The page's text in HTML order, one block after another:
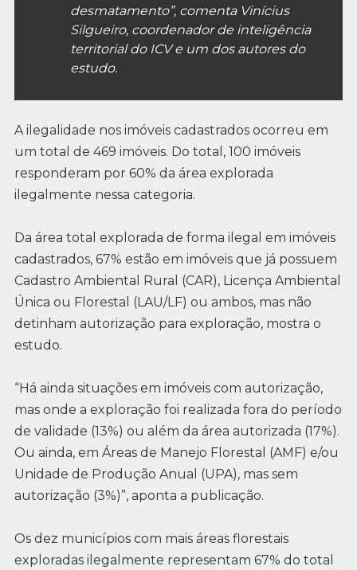
desmatamento”, comenta Vinícius
Silgueiro, coordenador de inteligência
territorial do ICV e um dos autores do
estudo.
A ilegalidade nos imóveis cadastrados ocorreu em
um total de 469 imóveis. Do total, 100 imóveis
responderam por 60% da área explorada
ilegalmente nessa categoria.
Da área total explorada de forma ilegal em imóveis
cadastrados, 67% estão em imóveis que já possuem
Cadastro Ambiental Rural (CAR), Licença Ambiental
Única ou Florestal (LAU/LF) ou ambos, mas não
detinham autorização para exploração, mostra o
estudo.
“Há ainda situações em imóveis com autorização,
mas onde a exploração foi realizada fora do período
de validade (13%) ou além da área autorizada (17%).
Ou ainda, em Áreas de Manejo Florestal (AMF) e/ou
Unidade de Produção Anual (UPA), mas sem
autorização (3%)”, aponta a publicação.
Os dez municípios com mais áreas florestais
exploradas ilegalmente representam 67% do total